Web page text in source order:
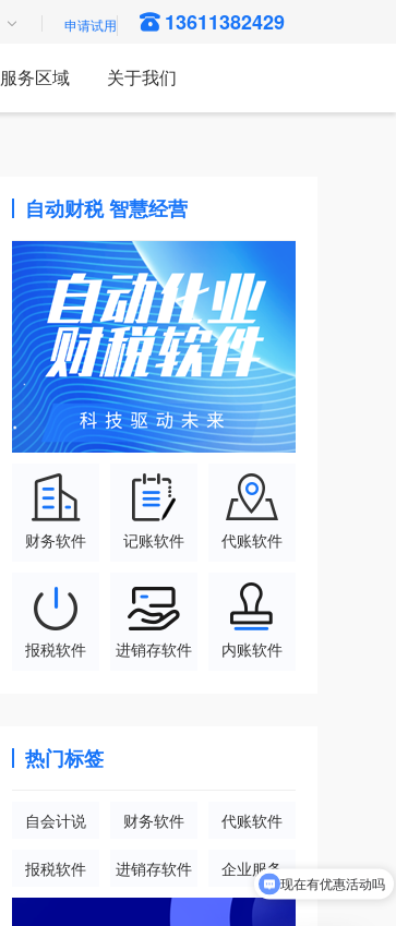
13611382429
服务区域 关于我们
自动财税 智慧经营
财务软件 记账软件 代账软件
报税软件 进销存软件 内账软件
热门标签
自会计说 财务软件 代账软件
报税软件 进销存软件 企业服务
现在有优惠活动吗